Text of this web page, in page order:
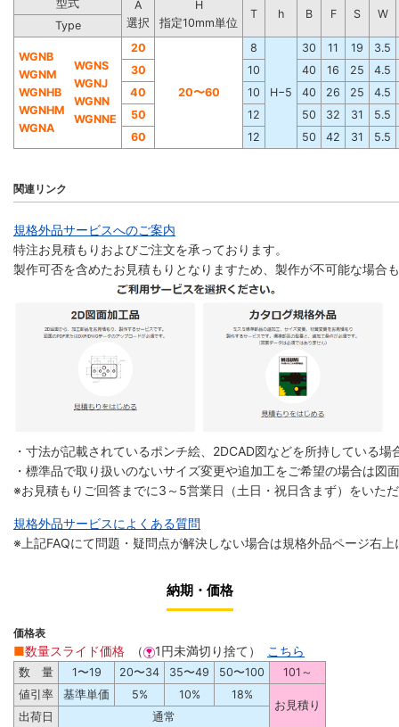
型式
A
選択
H
指定10mm単位
T h B F S
W
Type
WGNB
WGNM
WGNHB
WGNHM
WGNA
WGNS
WGNJ
WGNN
WGNNE
20
20〜60
8
H−5
30 11 19
3.5
30
10 40 16 25
4.5
40
10 40 26 25
4.5
50
12 50 32 31
5.5
60
12 50 42 31 5.5
関連リンク
規格外品サービスへのご案内
特注お見積もりおよびご注文を承っております。
製作可否を含めたお見積もりとなりますため、製作が不可能な場合
・寸法が記載されているポンチ絵、2DCAD図などを所持している場
・標準品で取り扱いのないサイズ変更や追加工をご希望の場合は図
※お見積もりご回答までに3～5営業日（土日・祝日含まず）をいた
規格外品サービスによくある質問
※上記FAQにて問題・疑問点が解決しない場合は規格外品ページ右上
納期・価格
価格表
■数量スライド価格 （ 1円未満切り捨て） こちら
数 量 1〜19 20〜34 35〜49 50〜100
101～
値引率
基準単価 5% 10%
18%
お見積り
出荷日
通常